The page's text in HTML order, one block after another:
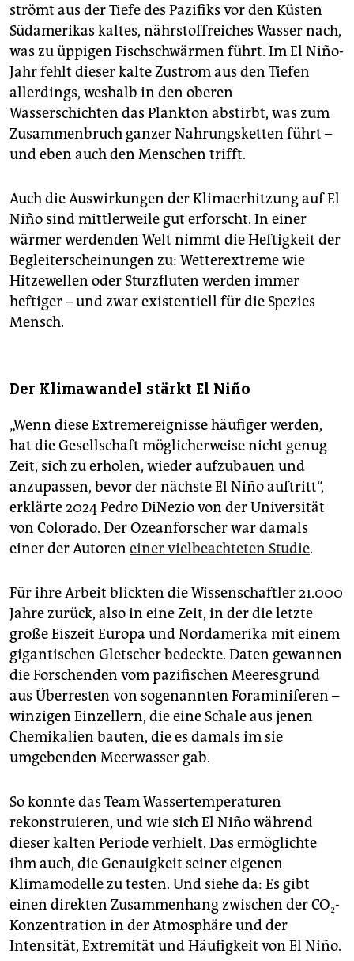
strömt aus der Tiefe des Pazifiks vor den Küsten
Südamerikas kaltes, nährstoffreiches Wasser nach,
was zu üppigen Fischschwärmen führt. Im El Niño-
Jahr fehlt dieser kalte Zustrom aus den Tiefen
allerdings, weshalb in den oberen
Wasserschichten das Plankton abstirbt, was zum
Zusammenbruch ganzer Nahrungsketten führt –
und eben auch den Menschen trifft.
Auch die Auswirkungen der Klimaerhitzung auf El
Niño sind mittlerweile gut erforscht. In einer
wärmer werdenden Welt nimmt die Heftigkeit der
Begleiterscheinungen zu: Wetterextreme wie
Hitzewellen oder Sturzfluten werden immer
heftiger – und zwar existentiell für die Spezies
Mensch.
Der Klimawandel stärkt El Niño
„Wenn diese Extremereignisse häufiger werden,
hat die Gesellschaft möglicherweise nicht genug
Zeit, sich zu erholen, wieder aufzubauen und
anzupassen, bevor der nächste El Niño auftritt“,
erklärte 2024 Pedro DiNezio von der Universität
von Colorado. Der Ozeanforscher war damals
einer der Autoren einer vielbeachteten Studie.
Für ihre Arbeit blickten die Wissenschaftler 21.000
Jahre zurück, also in eine Zeit, in der die letzte
große Eiszeit Europa und Nordamerika mit einem
gigantischen Gletscher bedeckte. Daten gewannen
die Forschenden vom pazifischen Meeresgrund
aus Überresten von sogenannten Foraminiferen –
winzigen Einzellern, die eine Schale aus jenen
Chemikalien bauten, die es damals im sie
umgebenden Meerwasser gab.
So konnte das Team Wassertemperaturen
rekonstruieren, und wie sich El Niño während
dieser kalten Periode verhielt. Das ermöglichte
ihm auch, die Genauigkeit seiner eigenen
Klimamodelle zu testen. Und siehe da: Es gibt
einen direkten Zusammenhang zwischen der CO₂-
Konzentration in der Atmosphäre und der
Intensität, Extremität und Häufigkeit von El Niño.